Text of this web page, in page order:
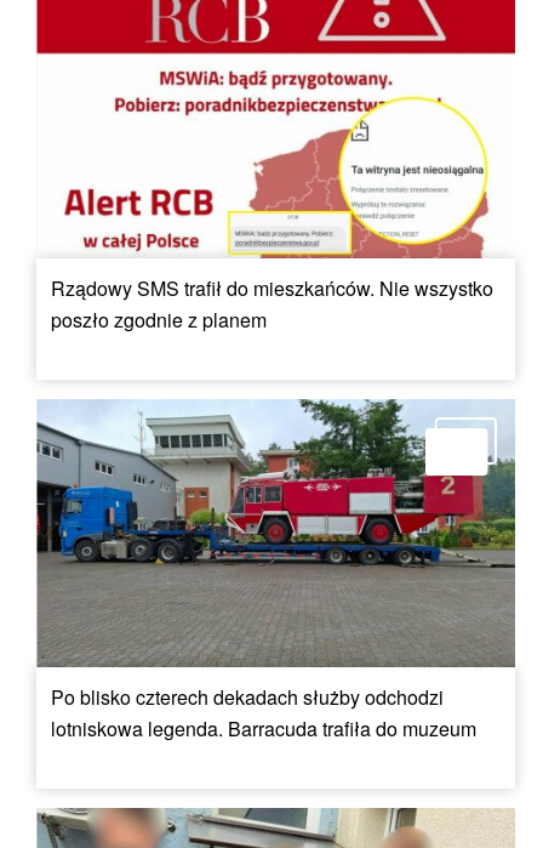
Rządowy SMS trafił do mieszkańców. Nie wszystko
poszło zgodnie z planem
Po blisko czterech dekadach służby odchodzi
lotniskowa legenda. Barracuda trafiła do muzeum